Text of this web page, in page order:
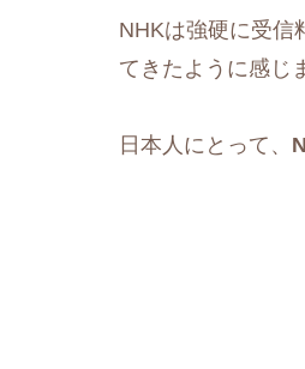
NHKは強硬に受信
てきたように感じ
日本人にとって、